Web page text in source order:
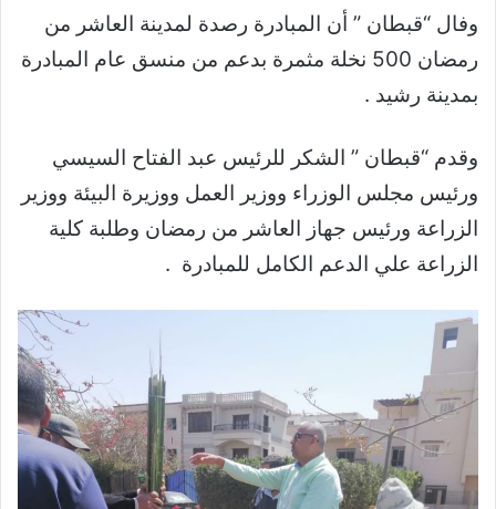
وفال “قبطان ” أن المبادرة رصدة لمدينة العاشر من
رمضان 500 نخلة مثمرة بدعم من منسق عام المبادرة
بمدينة رشيد .
وقدم “قبطان ” الشكر للرئيس عبد الفتاح السيسي
ورئيس مجلس الوزراء ووزير العمل ووزيرة البيئة ووزير
الزراعة ورئيس جهاز العاشر من رمضان وطلبة كلية
الزراعة علي الدعم الكامل للمبادرة .